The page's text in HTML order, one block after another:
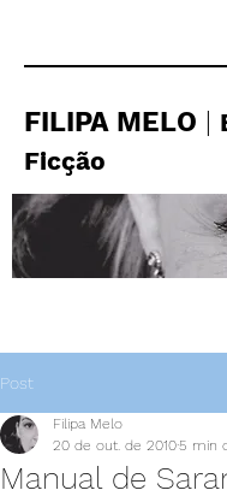
FILIPA MELO
Ficção
Post
Manual de
Filipa Melo
20 de out. de 20105 min